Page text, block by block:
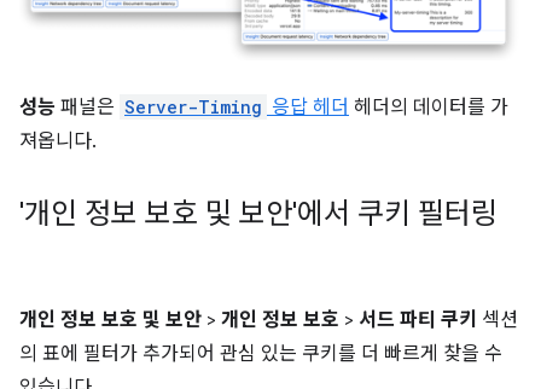
성능 패널은 Server-Timing 응답 헤더 헤더의 데이터를 가
져옵니다.
'개인 정보 보호 및 보안'에서 쿠키 필터링
개인 정보 보호 및 보안 > 개인 정보 보호 > 서드 파티 쿠키 섹션
의 표에 필터가 추가되어 관심 있는 쿠키를 더 빠르게 찾을 수